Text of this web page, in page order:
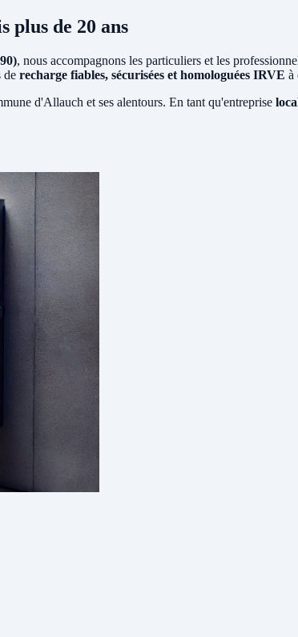
plus de 20 ans
, nous accompagnons les particuliers et les
de recharge fiables, sécurisées et homologuées IRVE à
d'Allauch et ses alentours. En tant qu'entreprise